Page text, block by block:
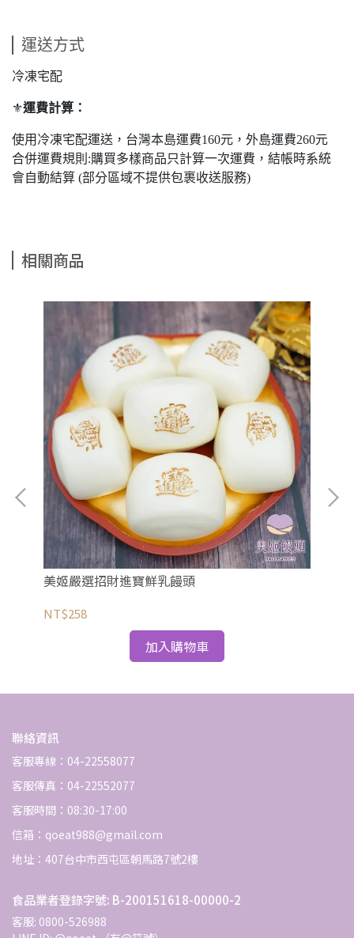
運送方式
冷凍宅配
⚜️運費計算：
使用冷凍宅配運送，台灣本島運費160元，外島運費260元
合併運費規則:購買多樣商品只計算一次運費，結帳時系統
會自動結算 (部分區域不提供包裹收送服務)
相關商品
美姬嚴選招財進寶鮮乳饅頭
NT$258
加入購物車
聯絡資訊
客服專線：04-22558077
客服傳真：04-22552077
客服時間：08:30-17:00
信箱：qoeat988@gmail.com
地址：407台中市西屯區朝馬路7號2樓
食品業者登錄字號: B-200151618-00000-2
客服: 0800-526988